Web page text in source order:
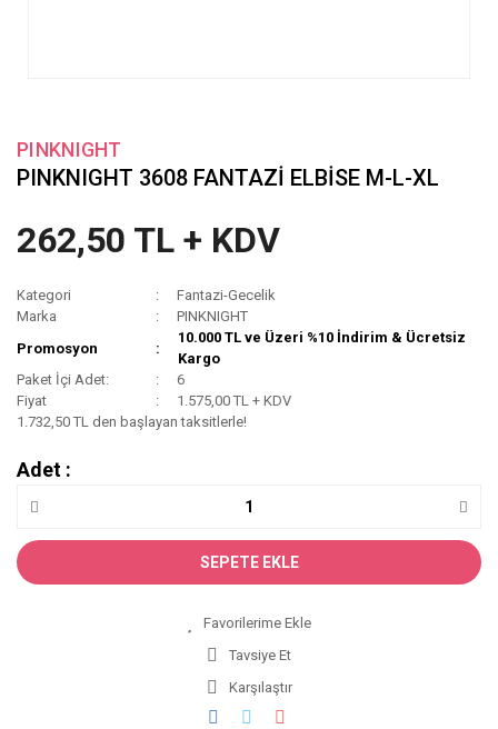
PINKNIGHT
PINKNIGHT 3608 FANTAZİ ELBİSE M-L-XL
262,50 TL + KDV
Kategori
Fantazi-Gecelik
Marka
PINKNIGHT
Promosyon
10.000 TL ve Üzeri %10 İndirim & Ücretsiz
Kargo
Paket İçi Adet:
6
Fiyat
1.575,00 TL + KDV
1.732,50 TL den başlayan taksitlerle!
Adet :
SEPETE EKLE
Tavsiye Et
Karşılaştır